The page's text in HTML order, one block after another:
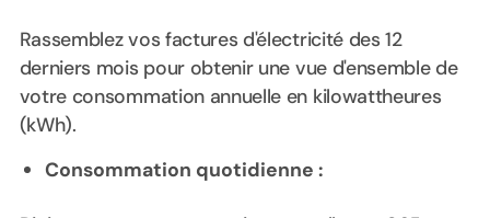
Rassemblez vos factures d'électricité des 12
derniers mois pour obtenir une vue d'ensemble de
votre consommation annuelle en kilowattheures
(kWh).
Consommation quotidienne :